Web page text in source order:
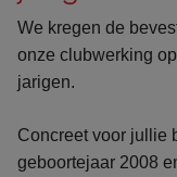
We kregen de
onze clubwerking
jarigen.
Concreet voor jullie
geboortejaar 2008